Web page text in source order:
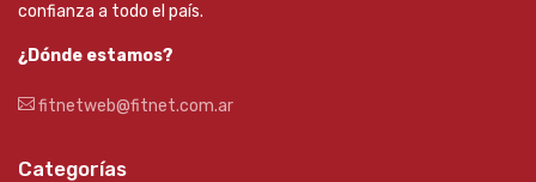
confianza a todo el país.
¿Dónde estamos?
fitnetweb@fitnet.com.ar
Categorías